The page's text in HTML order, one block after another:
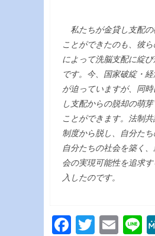
私たちが金貸し支配の
ことができたのも、彼
によって洗脳支配に綻
です。今、国家破綻・
が迫っていますが、同
し支配からの脱却の萌
ことができます。法制
制度から脱し、自分た
自分たちの社会を築く
会の実現可能性を追求
入したのです。
Facebook
Twitter